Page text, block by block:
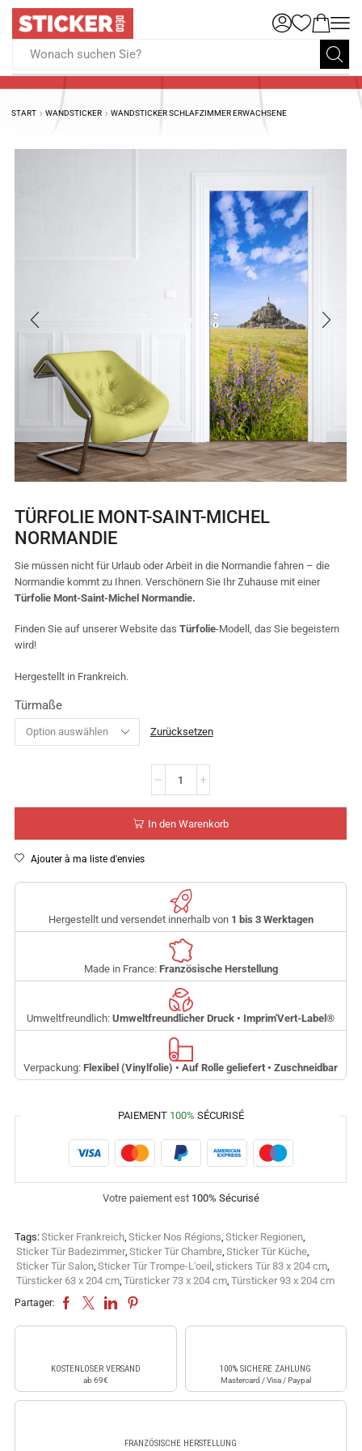
Wonach suchen Sie?
START WANDSTICKER WANDSTICKER SCHLAFZIMMER ERWACHSENE
TÜRFOLIE MONT-SAINT-MICHEL
NORMANDIE
Sie müssen nicht für Urlaub oder Arbeit in die Normandie fahren – die
Normandie kommt zu Ihnen. Verschönern Sie Ihr Zuhause mit einer
Türfolie Mont-Saint-Michel Normandie.
Finden Sie auf unserer Website das Türfolie-Modell, das Sie begeistern
wird!
Hergestellt in Frankreich.
Türmaße
Zurücksetzen
In den Warenkorb
Ajouter à ma liste d'envies
Hergestellt und versendet innerhalb von 1 bis 3 Werktagen
Made in France: Französische Herstellung
Umweltfreundlich: Umweltfreundlicher Druck • Imprim'Vert-Label ®
Verpackung: Flexibel (Vinylfolie) • Auf Rolle geliefert • Zuschneidbar
PAIEMENT 100% SÉCURISÉ
Votre paiement est 100% Sécurisé
Tags:Sticker Frankreich, Sticker Nos Régions, Sticker Regionen,
Sticker Tür Badezimmer, Sticker Tür Chambre, Sticker Tür Küche,
Sticker Tür Salon, Sticker Tür Trompe-L'oeil , stickers Tür 83 x 204 cm,
Türsticker 63 x 204 cm, Türsticker 73 x 204 cm, Türsticker 93 x 204 cm
Partager:
KOSTENLOSER VERSAND
ab 69€
100% SICHERE ZAHLUNG
Mastercard / Visa / Paypal
FRANZÖSISCHE HERSTELLUNG